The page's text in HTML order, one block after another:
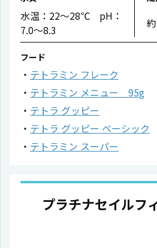
水温：22〜28℃ pH：
7.0〜8.3
フード
テトラミン フレーク
テトラミン メニュー 95g
テトラ グッピー
テトラ グッピー ベーシック
テトラミン スーパー
プラチナセイルフ